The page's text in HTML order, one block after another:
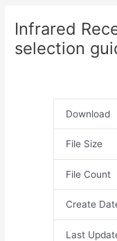
Infrared
selection
Download
File Size
File Count
Create
Last
navigation